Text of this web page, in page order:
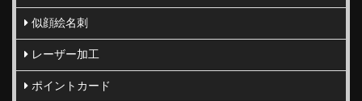
似顔絵名刺
レーザー加工
ポイントカード